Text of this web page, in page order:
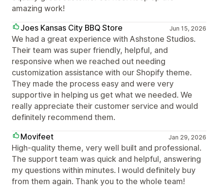
amazing work!
Joes Kansas City BBQ Store
Jun 15, 2026
We had a great experience with Ashstone Studios.
Their team was super friendly, helpful, and
responsive when we reached out needing
customization assistance with our Shopify theme.
They made the process easy and were very
supportive in helping us get what we needed. We
really appreciate their customer service and would
definitely recommend them.
Movifeet
Jan 29, 2026
High-quality theme, very well built and professional.
The support team was quick and helpful, answering
my questions within minutes. I would definitely buy
from them again. Thank you to the whole team!